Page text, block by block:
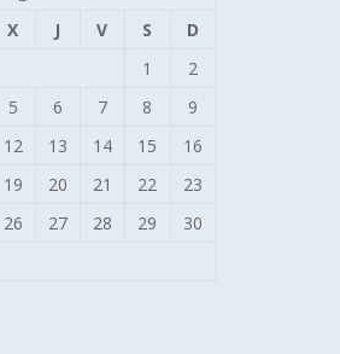
X J V S
D
1
2
5 6 7 8
9
12 13 14 15
16
19 20 21 22
23
26 27 28 29
30